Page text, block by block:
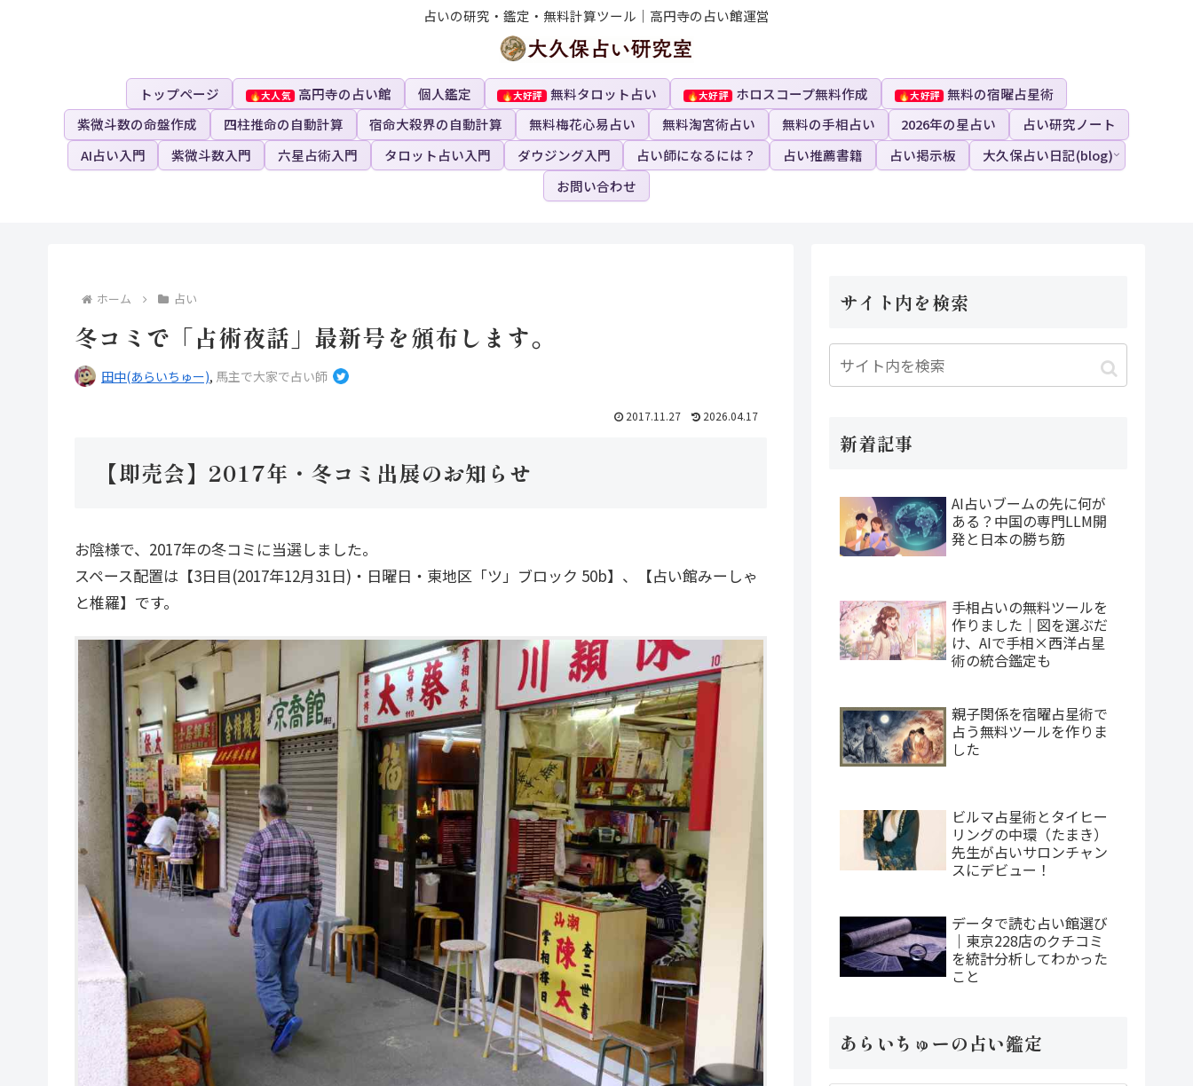
占いの研究・鑑定・無料計算ツール｜高円寺の占い館運営
トップページ 高円寺の占い館 個人鑑定 無料タロット占い ホロスコープ無料作成
無料の宿曜占星術
紫微斗数の命盤作成
四柱推命の自動計算 宿命大殺界の自動計算 無料梅花心易占い 無料淘宮術占い 無料の手相占い 2026年の星占い
占い研究ノート
AI占い入門
紫微斗数入門 六星占術入門 タロット占い入門 ダウジング入門 占い師になるには？ 占い推薦書籍 占い掲示板
大久保占い日記(blog)
お問い合わせ
ホーム 占い
冬コミで「占術夜話」最新号を頒布します。
田中(あらいちゅー), 馬主で大家で占い師
2017.11.27 2026.04.17
【即売会】2017年・冬コミ出展のお知らせ
お陰様で、2017年の冬コミに当選しました。
スペース配置は【3日目(2017年12月31日)・日曜日・東地区「ツ」ブロック 50b】、【占い館みーしゃ
と椎羅】です。
サイト内を検索
新着記事
AI占いブームの先に何が
ある？中国の専門LLM開
発と日本の勝ち筋
手相占いの無料ツールを
作りました｜図を選ぶだ
け、AIで手相×西洋占星
術の統合鑑定も
親子関係を宿曜占星術で
占う無料ツールを作りま
した
ビルマ占星術とタイヒー
リングの中環（たまき）
先生が占いサロンチャン
スにデビュー！
データで読む占い館選び
｜東京228店のクチコミ
を統計分析してわかった
こと
あらいちゅーの占い鑑定